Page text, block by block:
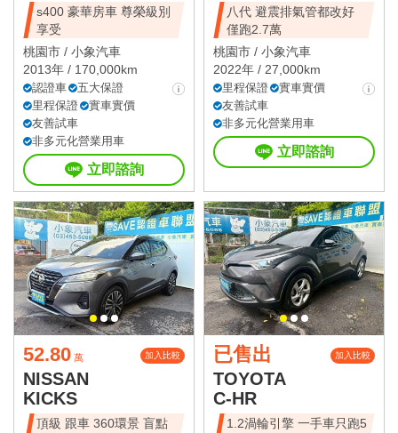
s400 豪華房車 尊榮級別
享受
桃園市 / 小象汽車
2013年 / 170,000km
認證車
五大保證
里程保證
實車實價
友善試車
非多元化營業用車
立即諮詢
八代 避震排氣管都改好
僅跑2.7萬
桃園市 / 小象汽車
2022年 / 27,000km
里程保證
實車實價
友善試車
非多元化營業用車
立即諮詢
52.80 萬 加入比較
NISSAN
KICKS
頂級 跟車 360環景 盲點
已售出 加入比較
TOYOTA
C-HR
1.2渦輪引擎 一手車只跑5